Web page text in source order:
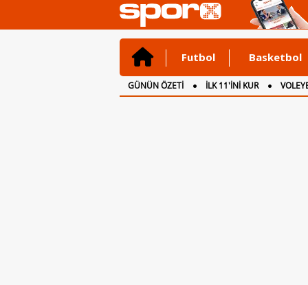
Futbol Basketbol
GÜNÜN ÖZETİ İLK 11'İNİ KUR
CANLI ANLATIM
İNGİLTERE